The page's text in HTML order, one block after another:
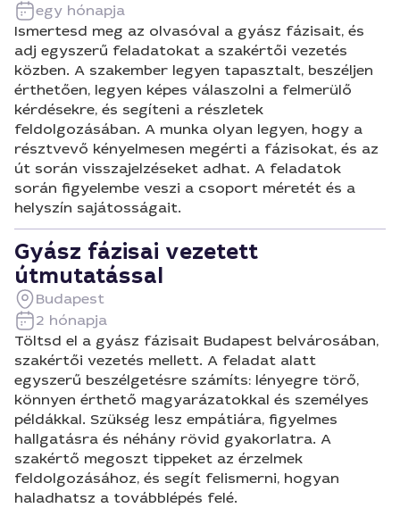
egy hónapja
Ismertesd meg az olvasóval a gyász fázisait, és
adj egyszerű feladatokat a szakértői vezetés
közben. A szakember legyen tapasztalt, beszéljen
érthetően, legyen képes válaszolni a felmerülő
kérdésekre, és segíteni a részletek
feldolgozásában. A munka olyan legyen, hogy a
résztvevő kényelmesen megérti a fázisokat, és az
út során visszajelzéseket adhat. A feladatok
során figyelembe veszi a csoport méretét és a
helyszín sajátosságait.
Gyász fázisai vezetett
útmutatással
Budapest
2 hónapja
Töltsd el a gyász fázisait Budapest belvárosában,
szakértői vezetés mellett. A feladat alatt
egyszerű beszélgetésre számíts: lényegre törő,
könnyen érthető magyarázatokkal és személyes
példákkal. Szükség lesz empátiára, figyelmes
hallgatásra és néhány rövid gyakorlatra. A
szakértő megoszt tippeket az érzelmek
feldolgozásához, és segít felismerni, hogyan
haladhatsz a továbblépés felé.